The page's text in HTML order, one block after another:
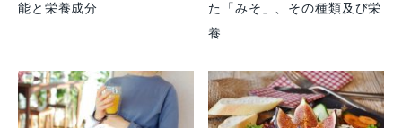
能と栄養成分
た「みそ」、その種類及び栄
養